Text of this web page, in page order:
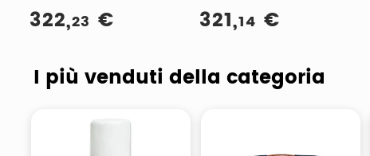
322,23 € 321,14 €
I più venduti della categoria